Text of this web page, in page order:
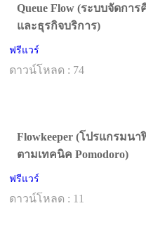
Queue Flow (ระบบจัดกา
และธุรกิจบริการ)
ฟรีแวร์
ดาวน์โหลด : 74
Flowkeeper (โปรแกรมนา
ตามเทคนิค Pomodoro)
ฟรีแวร์
ดาวน์โหลด : 11